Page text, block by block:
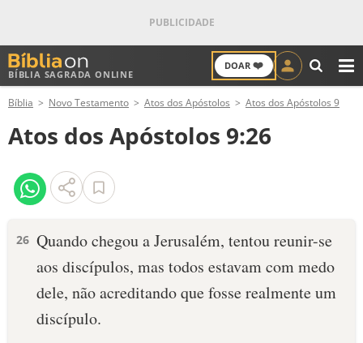
BÍBLIA SAGRADA ONLINE
DOAR ❤️
ANTIGO TESTAMENTO
NOVO TESTAMENTO
VERSÍCULOS
PALAVRA DO DIA
SALMO DO DIA
Bíblia Novo Testamento Atos dos Apóstolos Atos dos Apóstolos 9
Atos dos Apóstolos 9:26
26 Quando chegou a Jerusalém, tentou reunir-se
aos discípulos, mas todos estavam com medo
dele, não acreditando que fosse realmente um
discípulo.